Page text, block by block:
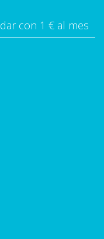
con 1 € al mes